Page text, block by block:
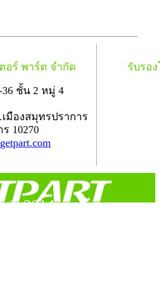
อร์ พาร์ต จำกัด
36 ชั้น 2 หมู่ 4
มืองสมุทรปราการ
10270
รับรอ
© 2014